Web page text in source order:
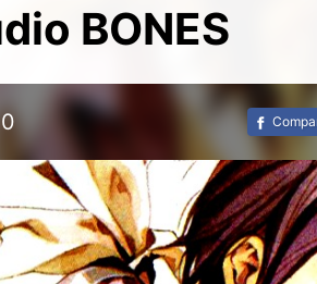
BONES